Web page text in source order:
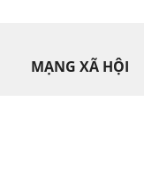
MẠNG XÃ HỘI